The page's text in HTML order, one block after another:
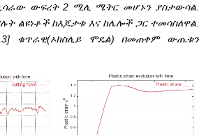
ውፍረት 2 ሚሊ ሜትር መሆኑን ያስታውሳል.
ልዩነቶች ከእጆታቱ እና ከሌሎች ጋር ተመሳስለዋል.
ቁጥራዊ(ኦክስሊይ ሞዴል) በመጠቀም ውጤቱን